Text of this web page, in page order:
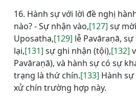
16. Hành sự với lời đề nghị
nào? - Sự nhận vào,[127] sự
Uposatha,[129] lễ Pavāraṇā, sự
lại,[131] sự ghi nhận (tội),[132]
Pavāraṇā), và hành sự có sự
trạng là thứ chín.[133] Hành
xử chín trường hợp này.